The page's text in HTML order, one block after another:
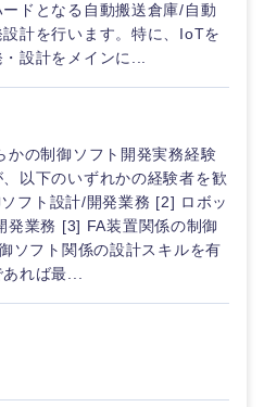
ドとなる自動搬送倉庫/自動
計を行います。特に、IoTを
設計をメインに...
かの制御ソフト開発実務経験
以下のいずれかの経験者を歓
フト設計/開発業務 [2] ロボッ
発業務 [3] FA装置関係の制御
ソフト関係の設計スキルを有
れば最...